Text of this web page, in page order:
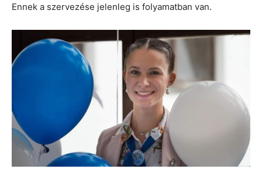
Ennek a szervezése jelenleg is folyamatban van.